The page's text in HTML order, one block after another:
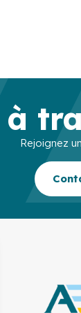
Rejoignez